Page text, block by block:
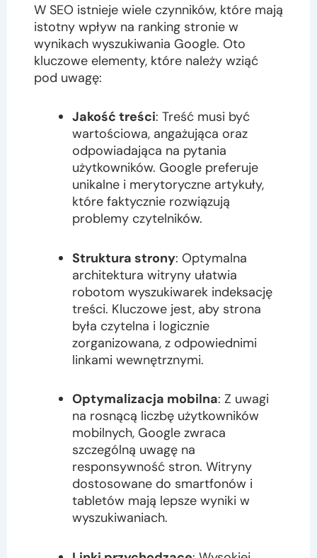
W SEO istnieje wiele czynników, które mają
istotny wpływ na ranking stronie w
wynikach wyszukiwania Google. Oto
kluczowe elementy, które należy wziąć
pod uwagę:
Jakość treści: Treść musi być
wartościowa, angażująca oraz
odpowiadająca na pytania
użytkowników. Google preferuje
unikalne i merytoryczne artykuły,
które faktycznie rozwiązują
problemy czytelników.
Struktura strony: Optymalna
architektura witryny ułatwia
robotom wyszukiwarek indeksację
treści. Kluczowe jest, aby strona
była czytelna i logicznie
zorganizowana, z odpowiednimi
linkami wewnętrznymi.
Optymalizacja mobilna: Z uwagi
na rosnącą liczbę użytkowników
mobilnych, Google zwraca
szczególną uwagę na
responsywność stron. Witryny
dostosowane do smartfonów i
tabletów mają lepsze wyniki w
wyszukiwaniach.